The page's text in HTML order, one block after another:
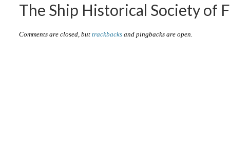
The Ship Historical Society of
Comments are closed, but trackbacks and pingbacks are open.